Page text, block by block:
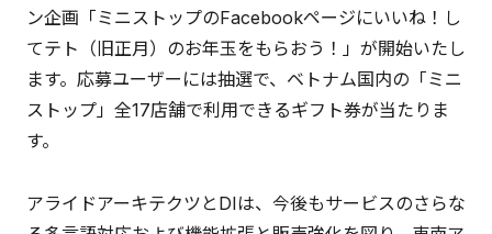
ン企画「ミニストップのFacebookページにいいね！し
てテト（旧正月）のお年玉をもらおう！」が開始いたし
ます。応募ユーザーには抽選で、ベトナム国内の「ミニ
ストップ」全17店舗で利用できるギフト券が当たりま
す。
アライドアーキテクツとDIは、今後もサービスのさらな